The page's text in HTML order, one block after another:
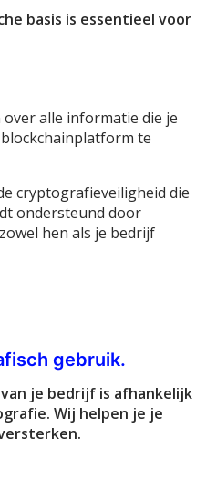
basis is essentieel voor
alle informatie die je
te
cryptografieveiligheid die
ondersteund door
hen als je bedrijf
gebruik.
je bedrijf is afhankelijk
Wij helpen je je